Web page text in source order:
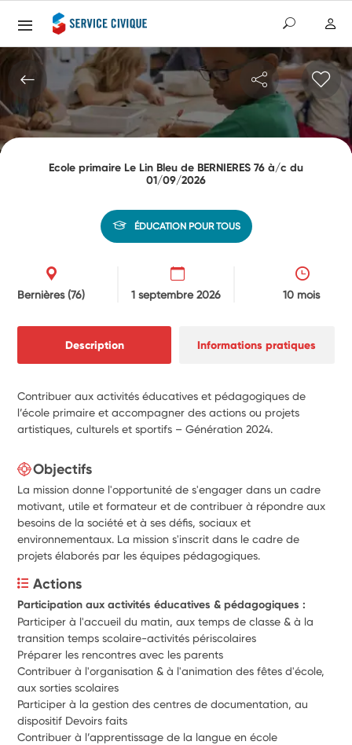
Ecole primaire Le Lin Bleu de BERNIERES 76 à/c du
01/09/2026
ÉDUCATION POUR TOUS
Bernières(76) 1 septembre 2026 10 mois
Description Informations pratiques
Contribuer aux activités éducatives et pédagogiques de
l’école primaire et accompagner des actions ou projets
artistiques, culturels et sportifs – Génération 2024.
Objectifs
La mission donne l'opportunité de s'engager dans un cadre
motivant, utile et formateur et de contribuer à répondre aux
besoins de la société et à ses défis, sociaux et
environnementaux. La mission s'inscrit dans le cadre de
projets élaborés par les équipes pédagogiques.
Actions
Participation aux activités éducatives & pédagogiques :
Participer à l'accueil du matin, aux temps de classe & à la
transition temps scolaire-activités périscolaires
Préparer les rencontres avec les parents
Contribuer à l'organisation & à l'animation des fêtes d'école,
Participer à la gestion des centres de documentation, au
dispositif Devoirs faits
Contribuer à l’apprentissage de la langue en école